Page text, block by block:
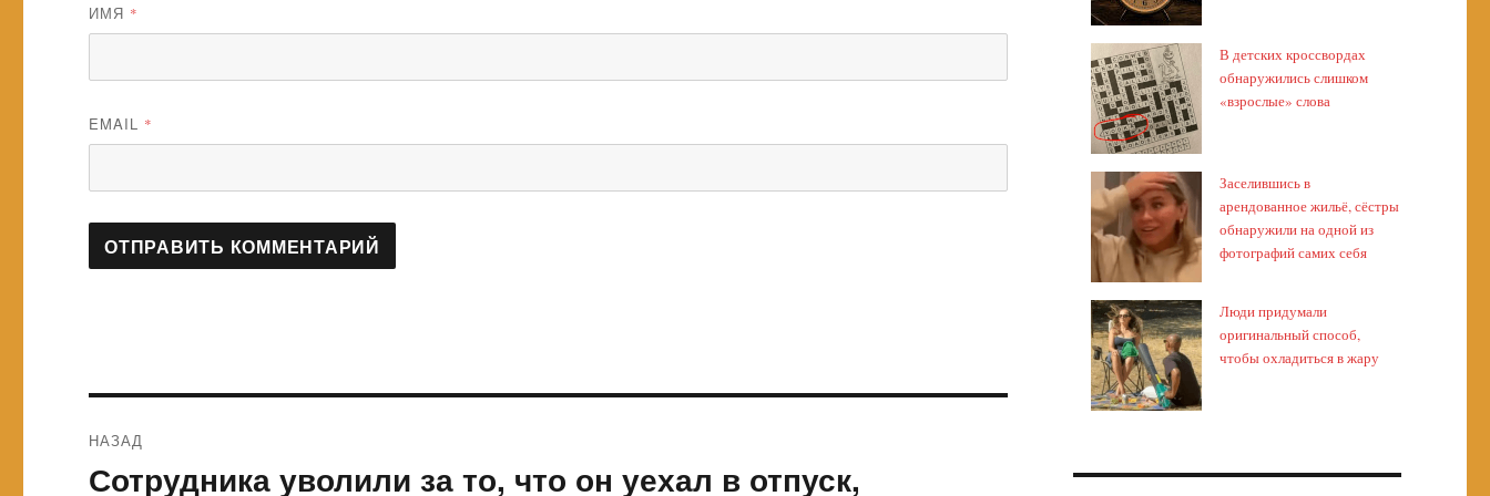
ИМЯ *
EMAIL *
по
НАЗАД
Предыдущая
Сотрудника уволили за то, что он уехал в отпуск,
В детских кроссвордах
обнаружились слишком
«взрослые» слова
Заселившись в
арендованное жильё, сёстры
обнаружили на одной из
фотографий самих себя
Люди придумали
оригинальный способ,
чтобы охладиться в жару